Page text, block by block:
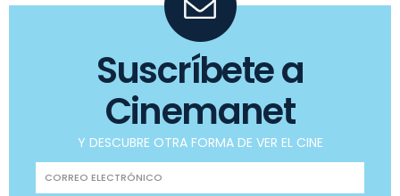
Suscríbete a
Cinemanet
Y DESCUBRE OTRA FORMA DE VER EL CINE